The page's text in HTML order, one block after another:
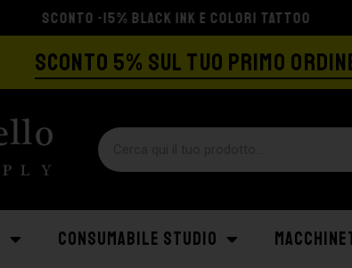
SPEDIZIONE GRATIS A
SCONTO 5% SUL TUO PRIMO
CONSUMABILE STUDIO